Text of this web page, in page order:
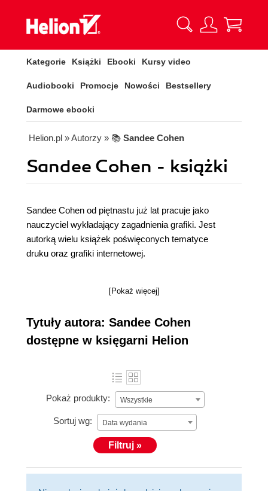
Kategorie Książki Ebooki Kursy video
Audiobooki Promocje Nowości Bestsellery
Darmowe ebooki
Helion.pl » Autorzy » 📚 Sandee Cohen
Sandee Cohen - książki
Sandee Cohen od piętnastu już lat pracuje jako
nauczyciel wykładający zagadnienia grafiki. Jest
autorką wielu książek poświęconych tematyce
druku oraz grafiki internetowej.
[Pokaż więcej]
Tytuły autora: Sandee Cohen
dostępne w księgarni Helion
Pokaż produkty: Wszystkie
Sortuj wg: Data wydania
Filtruj »